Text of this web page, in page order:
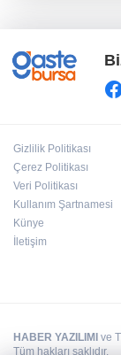
Gizlilik Politikası
Çerez Politikası
Veri Politikası
Kullanım Şartnamesi
Künye
İletişim
HABER YAZILIMI ve
Tüm hakları saklıdır.